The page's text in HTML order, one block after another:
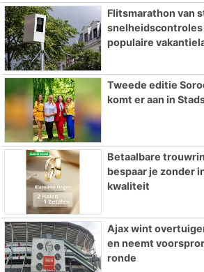
Flitsmarathon van
snelheidscontroles
populaire
Tweede editie
komt er aan in
Betaalbare
bespaar je zonder
kwaliteit
Ajax wint
en neemt
ronde